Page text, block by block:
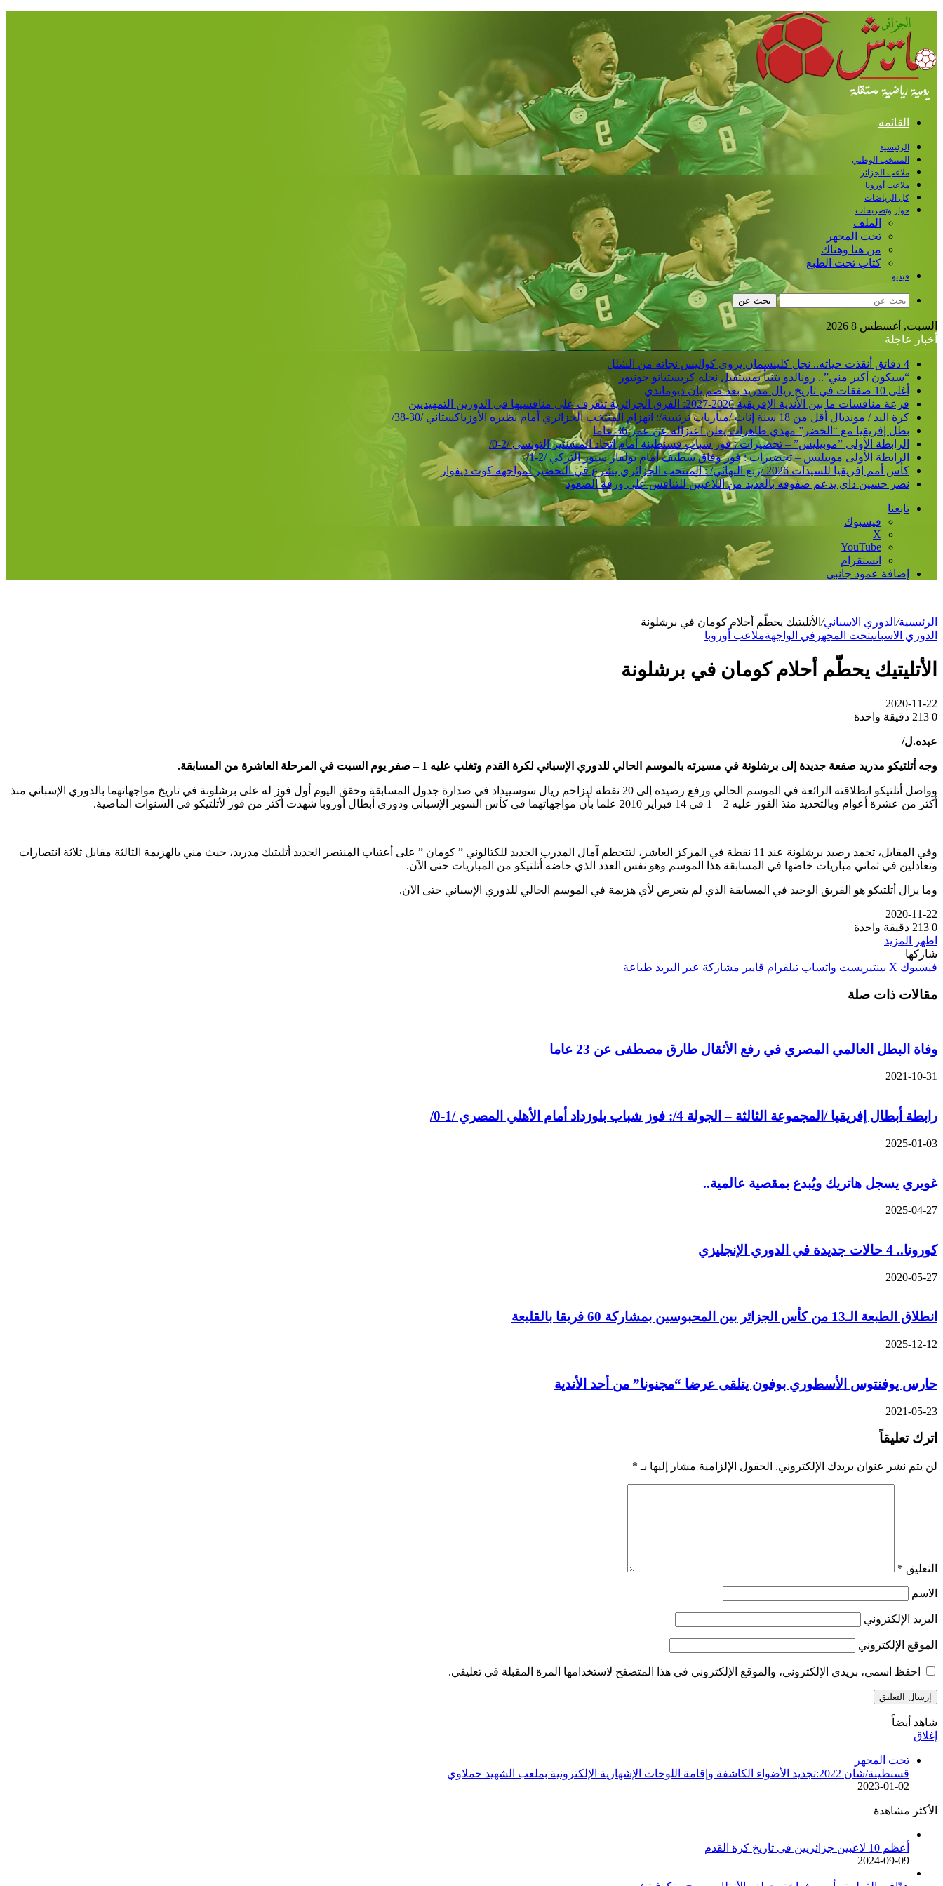
القائمة
الرئيسية
المنتخب الوطني
ملاعب الجزائر
ملاعب أوروبا
كل الرياضات
حوار وتصريحات
الملف
تحت المجهر
من هنا وهناك
كتاب تحت الطبع
فيديو
بحث عن
السبت, أغسطس 8 2026
أخبار عاجلة
4 دقائق أنقذت حياته.. نجل كلينسمان يروي كواليس نجاته من الشلل
“سيكون أكبر مني”.. رونالدو يتنبأ بمستقبل نجله كريستيانو جونيور
أغلى 10 صفقات في تاريخ ريال مدريد بعد ضم يان ديوماندي
قرعة منافسات ما بين الأندية الإفريقية 2026-2027: الفرق الجزائرية تتعرف على منافسيها في الدورين التمهيديين
كرة اليد / مونديال أقل من 18 سنة إناث /مباريات ترتيبية/: انهزام المنتخب الجزائري أمام نظيره الأوزباكستاني /30-38/
بطل إفريقيا مع “الخضر” مهدي طاهرات يعلن اعتزاله عن عمر 36 عاما
الرابطة الأولى ”موبيليس” – تحضيرات : فوز شباب قسنطينة أمام اتحاد المنستير التونسي /2-0/
الرابطة الأولى موبيليس – تحضيرات : فوز وفاق سطيف أمام بولفار سبور التركي /2-1/
كأس أمم إفريقيا للسيدات 2026 /ربع النهائي/ : المنتخب الجزائري يشرع في التحضير لمواجهة كوت ديفوار
نصر حسين داي يدعم صفوفه بالعديد من اللاعبين للتنافس على ورقة الصعود
تابعنا
فيسبوك
‫X
‫YouTube
انستقرام
إضافة عمود جانبي
الرئيسية/ الدوري الاسباني/ الأتليتيك يحطّم أحلام كومان في برشلونة
الدوري الاسبانيتحت المجهر في الواجهةملاعب أوروبا
الأتليتيك يحطّم أحلام كومان في برشلونة
2020-11-22
0
دقيقة واحدة
عبده.ل/
وجه أتلتيكو مدريد صفعة جديدة إلى برشلونة في مسيرته بالموسم الحالي للدوري الإسباني لكرة القدم وتغلب عليه 1 – صفر يوم السبت في المرحلة العاشرة من المسابقة.
وواصل أتلتيكو انطلاقته الرائعة في الموسم الحالي ورفع رصيده إلى 20 نقطة ليزاحم ريال سوسييداد في صدارة جدول المسابقة وحقق اليوم أول فوز له على برشلونة في تاريخ مواجهاتهما بالدوري الإسباني منذ
أكثر من عشرة أعوام وبالتحديد منذ الفوز عليه 2 – 1 في 14 فبراير 2010 علما بأن مواجهاتهما في كأس السوبر الإسباني ودوري أبطال أوروبا شهدت أكثر من فوز لأتلتيكو في السنوات الماضية.
وفي المقابل، تجمد رصيد برشلونة عند 11 نقطة في المركز العاشر، لتتحطم آمال المدرب الجديد للكتالوني ” كومان ” على أعتباب المنتصر الجديد أتليتيك مدريد، حيث مني بالهزيمة الثالثة مقابل ثلاثة انتصارات
وتعادلين في ثماني مباريات خاضها في المسابقة هذا الموسم وهو نفس العدد الذي خاضه أتلتيكو من المباريات حتى الآن.
وما يزال أتلتيكو هو الفريق الوحيد في المسابقة الذي لم يتعرض لأي هزيمة في الموسم الحالي للدوري الإسباني حتى الآن.
2020-11-22
0
دقيقة واحدة
اظهر المزيد
شاركها
فيسبوك ‫X بينتيريست واتساب تيلقرام ڤايبر مشاركة عبر البريد طباعة
مقالات ذات صلة
وفاة البطل العالمي المصري في رفع الأثقال طارق مصطفى عن 23 عاما
2021-10-31
رابطة أبطال إفريقيا /المجموعة الثالثة – الجولة 4/: فوز شباب بلوزداد أمام الأهلي المصري /1-0/
2025-01-03
غويري يسجل هاتريك ويُبدع بمقصية عالمية..
2025-04-27
كورونا.. 4 حالات جديدة في الدوري الإنجليزي
2020-05-27
انطلاق الطبعة الـ13 من كأس الجزائر بين المحبوسين بمشاركة 60 فريقا بالقليعة
2025-12-12
حارس يوفنتوس الأسطوري بوفون يتلقى عرضا “مجنونا” من أحد الأندية
2021-05-23
اترك تعليقاً
لن يتم نشر عنوان بريدك الإلكتروني. الحقول الإلزامية مشار إليها بـ *
التعليق *
الاسم
البريد الإلكتروني
الموقع الإلكتروني
احفظ اسمي، بريدي الإلكتروني، والموقع الإلكتروني في هذا المتصفح لاستخدامها المرة المقبلة في تعليقي.
شاهد أيضاً
إغلاق
تحت المجهر
قسنطينة/شان 2022:تجديد الأضواء الكاشفة وإقامة اللوحات الإشهارية الإلكترونية بملعب الشهيد حملاوي
2023-01-02
الأكثر مشاهدة
أعظم 10 لاعبين جزائريين في تاريخ كرة القدم
2024-09-09